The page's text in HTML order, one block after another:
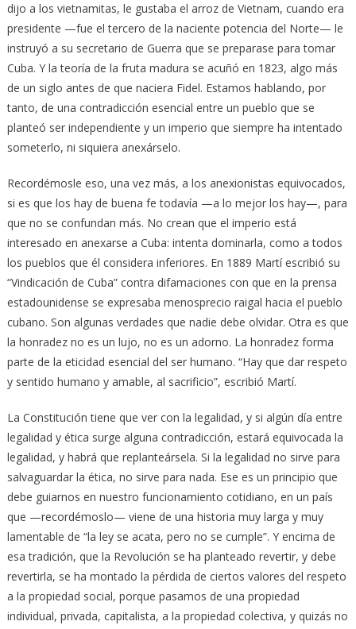
dijo a los vietnamitas, le gustaba el arroz de Vietnam, cuando era
presidente —fue el tercero de la naciente potencia del Norte— le
instruyó a su secretario de Guerra que se preparase para tomar
Cuba. Y la teoría de la fruta madura se acuñó en 1823, algo más
de un siglo antes de que naciera Fidel. Estamos hablando, por
tanto, de una contradicción esencial entre un pueblo que se
planteó ser independiente y un imperio que siempre ha intentado
someterlo, ni siquiera anexárselo.
Recordémosle eso, una vez más, a los anexionistas equivocados,
si es que los hay de buena fe todavía —a lo mejor los hay—, para
que no se confundan más. No crean que el imperio está
interesado en anexarse a Cuba: intenta dominarla, como a todos
los pueblos que él considera inferiores. En 1889 Martí escribió su
“Vindicación de Cuba” contra difamaciones con que en la prensa
estadounidense se expresaba menosprecio raigal hacia el pueblo
cubano. Son algunas verdades que nadie debe olvidar. Otra es que
la honradez no es un lujo, no es un adorno. La honradez forma
parte de la eticidad esencial del ser humano. “Hay que dar respeto
y sentido humano y amable, al sacrificio”, escribió Martí.
La Constitución tiene que ver con la legalidad, y si algún día entre
legalidad y ética surge alguna contradicción, estará equivocada la
legalidad, y habrá que replanteársela. Si la legalidad no sirve para
salvaguardar la ética, no sirve para nada. Ese es un principio que
debe guiarnos en nuestro funcionamiento cotidiano, en un país
que —recordémoslo— viene de una historia muy larga y muy
lamentable de “la ley se acata, pero no se cumple”. Y encima de
esa tradición, que la Revolución se ha planteado revertir, y debe
revertirla, se ha montado la pérdida de ciertos valores del respeto
a la propiedad social, porque pasamos de una propiedad
individual, privada, capitalista, a la propiedad colectiva, y quizás no